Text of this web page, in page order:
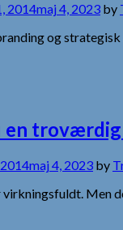
2014maj 4, 2023 by
og
en
maj 4, 2023 by
virkningsfuldt. Men